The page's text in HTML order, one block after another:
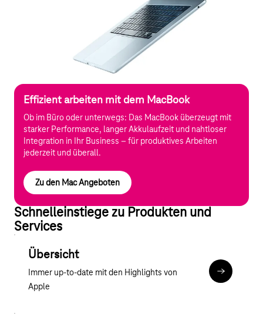
Effizient arbeiten mit dem MacBook
Ob im Büro oder unterwegs: Das MacBook überzeugt mit
starker Performance, langer Akkulaufzeit und nahtloser
Integration in Ihr Business – für produktives Arbeiten
jederzeit und überall.
Zu den Mac Angeboten
Schnelleinstiege zu Produkten und
Services
Übersicht
Immer up-to-date mit den Highlights von
Apple
Zu Apple